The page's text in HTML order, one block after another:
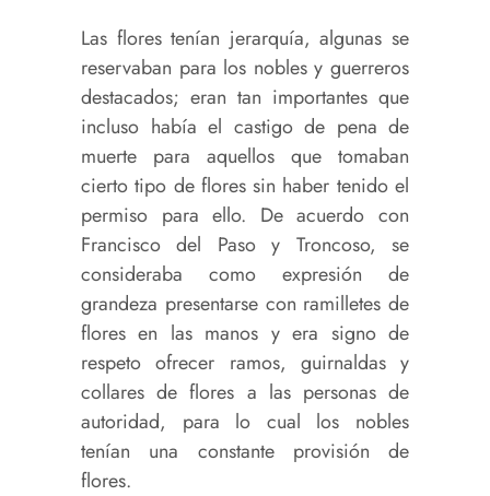
Las flores tenían jerarquía, algunas se
reservaban para los nobles y guerreros
destacados; eran tan importantes que
incluso había el castigo de pena de
muerte para aquellos que tomaban
cierto tipo de flores sin haber tenido el
permiso para ello. De acuerdo con
Francisco del Paso y Troncoso, se
consideraba como expresión de
grandeza presentarse con ramilletes de
flores en las manos y era signo de
respeto ofrecer ramos, guirnaldas y
collares de flores a las personas de
autoridad, para lo cual los nobles
tenían una constante provisión de
flores.